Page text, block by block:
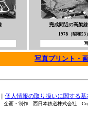
完成間近の高架
1978（昭和
写真プリント・
個人情報の取り扱いに関する基
企画・制作 西日本鉄道株式会社